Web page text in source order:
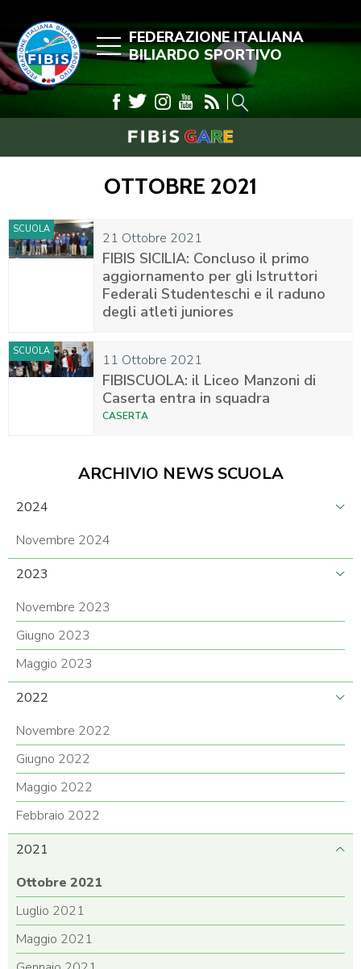
FEDERAZIONE ITALIANA
BILIARDO SPORTIVO
OTTOBRE 2021
21 Ottobre 2021
SCUOLA
FIBIS SICILIA: Concluso il primo
aggiornamento per gli Istruttori
Federali Studenteschi e il raduno
degli atleti juniores
11 Ottobre 2021
SCUOLA
FIBISCUOLA: il Liceo Manzoni di
Caserta entra in squadra
CASERTA
ARCHIVIO NEWS SCUOLA
2024
Novembre 2024
2023
Novembre 2023
Giugno 2023
Maggio 2023
2022
Novembre 2022
Giugno 2022
Maggio 2022
Febbraio 2022
2021
Ottobre 2021
Luglio 2021
Maggio 2021